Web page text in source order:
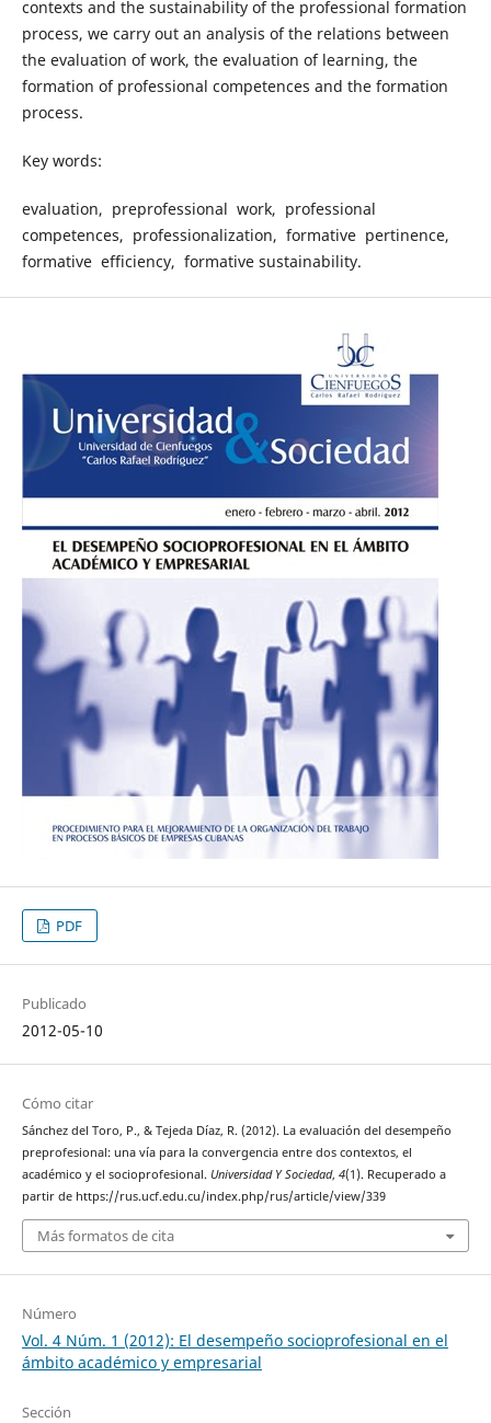
contexts and the sustainability of the professional formation
process, we carry out an analysis of the relations between
the evaluation of work, the evaluation of learning, the
formation of professional competences and the formation
process.
Key words:
evaluation, preprofessional work, professional
competences, professionalization, formative pertinence,
formative efficiency, formative sustainability.
PDF
Publicado
2012-05-10
Cómo citar
Sánchez del Toro, P., & Tejeda Díaz, R. (2012). La evaluación del desempeño
preprofesional: una vía para la convergencia entre dos contextos, el
académico y el socioprofesional. Universidad Y Sociedad, 4(1). Recuperado a
partir de https://rus.ucf.edu.cu/index.php/rus/article/view/339
Más formatos de cita
Número
Vol. 4 Núm. 1 (2012): El desempeño socioprofesional en el
ámbito académico y empresarial
Sección